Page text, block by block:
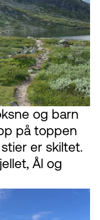
og barn
på toppen
er skiltet.
Ål og